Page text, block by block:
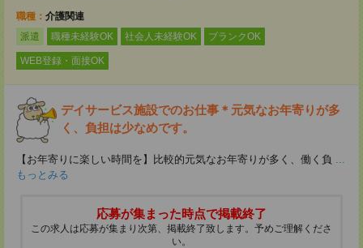
職種： 介護関連
派遣
職種未経験OK 社会人未経験OK ブランクOK
WEB登録・面接OK
デイサービス施設でのお仕事＊元気なお年寄りが多
く、負担は少なめです。
【お年寄りに楽しい時間を】比較的元気なお年寄りが多く、働く負 ...
もっとみる
応募が集まった時点で掲載終了
この求人は応募が集まり次第、掲載終了致します。予めご理解くださ
い。